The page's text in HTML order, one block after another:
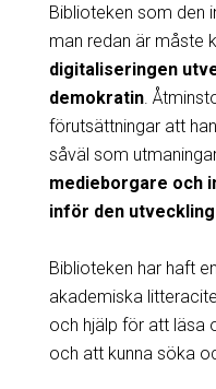
Biblioteken som den
man redan är måste
digitaliseringen
demokratin.
förutsättningar att
såväl som
medieborgare och
inför den
Biblioteken har haft
akademiska
och hjälp för att läsa
och att kunna söka